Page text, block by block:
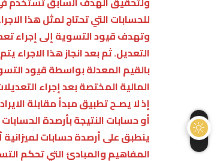
للحسابات التي تحتاج لمثل هذا
وتهدف قيود التسوية إلى إجراء
التعديل. ثم بعد انجاز هذا الاجراء
بالقيم المعدلة بواسطة قيود
المالية المختصة بعد إجراء
إذ لا يصـح تطبيق مبدأ مقابلة
أو حسابات النتيجة بأرصدة
ينطبق على أرصدة حسابات لميزانية
المفاهيم والمبادئ التي تحكم